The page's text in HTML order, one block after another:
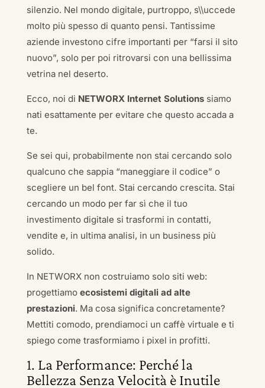
silenzio. Nel mondo digitale, purtroppo, s\\uccede
molto più spesso di quanto pensi. Tantissime
aziende investono cifre importanti per “farsi il sito
nuovo”, solo per poi ritrovarsi con una bellissima
vetrina nel deserto.
Ecco, noi di NETWORX Internet Solutionssiamo
nati esattamente per evitare che questo accada a
te.
Se sei qui, probabilmente non stai cercando solo
qualcuno che sappia “maneggiare il codice” o
scegliere un bel font. Stai cercando crescita. Stai
cercando un modo per far sì che il tuo
investimento digitale si trasformi in contatti,
vendite e, in ultima analisi, in un business più
solido.
In NETWORX non costruiamo solo siti web:
progettiamo ecosistemi digitali ad alte
prestazioni. Ma cosa significa concretamente?
Mettiti comodo, prendiamoci un caffè virtuale e ti
spiego come trasformiamo i pixel in profitti.
1. La Performance: Perché la
Bellezza Senza Velocità è Inutile